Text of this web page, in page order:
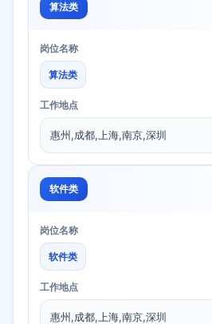
算法类
岗位名称
算法类
工作地点
惠州,成都,上海,南京,深圳
软件类
岗位名称
软件类
工作地点
惠州,成都,上海,南京,深圳